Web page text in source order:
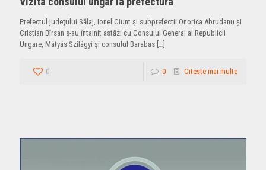
Prefectul judeţului Sălaj, Ionel Ciunt şi subprefectii Onorica Abrudanu şi
Cristian Bîrsan s-au întalnit astăzi cu Consulul General al Republicii
Ungare, Mátyás Szilágyi şi consulul Barabas […]
0 0 Citeste mai multe